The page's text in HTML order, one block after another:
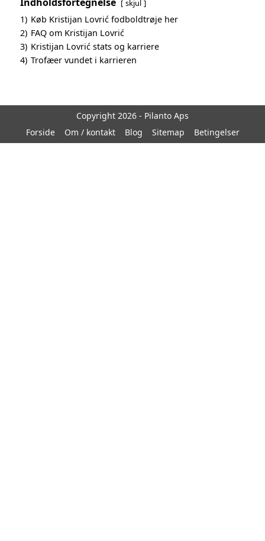
skjul
1) Køb Kristijan Lovrić fodboldtrøje her
2) FAQ om Kristijan Lovrić
3) Kristijan Lovrić stats og karriere
4) Trofæer vundet i karrieren
Copyright 2026 - Pilanto Aps
Forside
Om / kontakt Blog Sitemap Betingelser